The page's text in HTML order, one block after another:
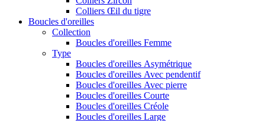
Colliers Œil du tigre
Boucles d'oreilles
Collection
Boucles d'oreilles Femme
Type
Boucles d'oreilles Asymétrique
Boucles d'oreilles Avec pendentif
Boucles d'oreilles Avec pierre
Boucles d'oreilles Courte
Boucles d'oreilles Créole
Boucles d'oreilles Large